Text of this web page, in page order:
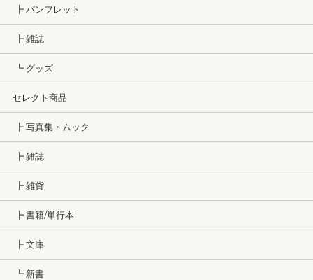
┣ パンフレット
┣ 雑誌
┗ グッズ
セレクト商品
┣ 写真集・ムック
┣ 雑誌
┣ 雑貨
┣ 書籍/単行本
┣ 文庫
┗ 新書